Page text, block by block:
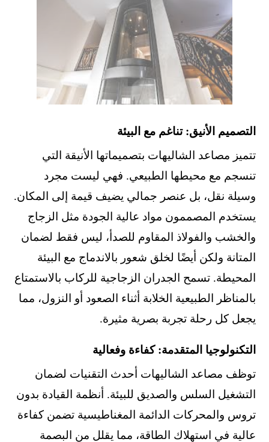
التصميم الأنيق: تناغم مع البيئة
تتميز مصاعد الشاليهات بتصميماتها الأنيقة التي
تنسجم مع محيطها الطبيعي. فهي ليست مجرد
وسيلة نقل، بل عنصر جمالي يضيف قيمة إلى المكان.
يستخدم المصممون مواد عالية الجودة مثل الزجاج
والخشب والفولاذ المقاوم للصدأ، ليس فقط لضمان
المتانة ولكن أيضًا لخلق شعور بالاندماج مع البيئة
المحيطة. تسمح الجدران الزجاجية للركاب بالاستمتاع
بالمناظر الطبيعية الخلابة أثناء الصعود أو النزول، مما
يجعل كل رحلة تجربة بصرية مثيرة.
التكنولوجيا المتقدمة: كفاءة وفعالية
توظف مصاعد الشاليهات أحدث التقنيات لضمان
التشغيل السلس والصديق للبيئة. أنظمة القيادة بدون
تروس والمحركات الدائمة المغناطيسية تضمن كفاءة
عالية في استهلاك الطاقة، مما يقلل من البصمة